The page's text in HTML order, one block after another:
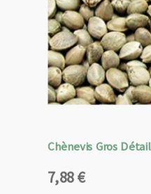
Chènevis Gros Détail
7,88€